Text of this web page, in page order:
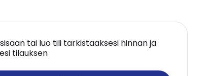
tai luo tili tarkistaaksesi hinnan ja
tilauksen